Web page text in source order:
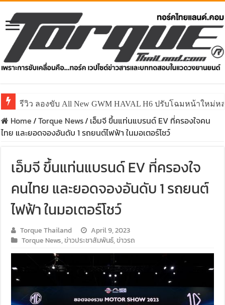
รีวิว ลองขับ All New GWM HAVAL H6 ปรับโฉมหน้าใหม่
Home/Torque News/ เอ็มจี ขึ้นแท่นแบรนด์ EV ที่ครองใจคน
ไทย และยอดจองอันดับ 1 รถยนต์ไฟฟ้า ในมอเตอร์โชว์
เอ็มจี ขึ้นแท่นแบรนด์ EV ที่ครองใจ
คนไทย และยอดจองอันดับ 1 รถยนต์
ไฟฟ้า ในมอเตอร์โชว์
Torque Thailand
April 9, 2023
Torque News,ข่าวประชาสัมพันธ์,ข่าวรถ